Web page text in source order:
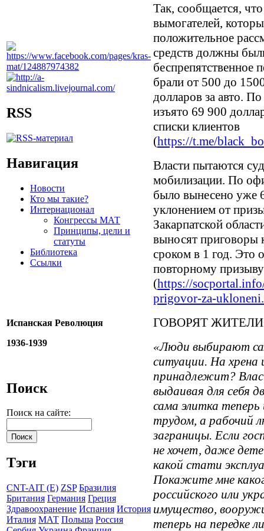
RSS
Навигация
Новости
Кто мы такие?
Интернационал
Конгрессы МАТ
Принципы, цели и
статуты
Библиотека
Ссылки
Испанская Революция
1936-1939
Поиск
Поиск на сайте:
Тэги
CNT-AIT (E) ZSP Бразилия
Британия Германия Греция
Здравоохранение Испания История
Италия МАТ Польша Россия
Так, сообщается,
вымогателей,
положительное
средств должны
беспрепятственное
брали от 500 до
долларов за авто.
изъято 69 900
списки клиентов
(https://t.me/
Власти пытаются
мобилизации. По
было вынесено уже
уклонением от
Закарпатской
выносят приговоры
сроком в 1 год. Это
повторному
(https://
prigovor-za-
ГОВОРЯТ
«Люди выбирают
ситуации. На
принадлежит?
выдаивая для себя
сама элитка
трудом, а рабочий
заграницы. Если
не хочет, даже
какой стати
Покажите мне
российского или
имущество,
теперь на